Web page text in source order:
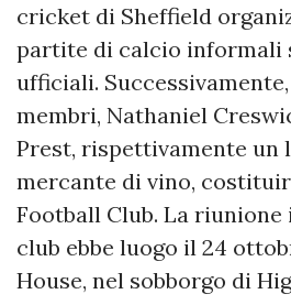
cricket di Sheffield
partite di calcio informali
ufficiali.
membri, Nathaniel
Prest, rispettivamente un
mercante di vino,
Football Club. La riunione
club ebbe luogo il 24
House, nel sobborgo di